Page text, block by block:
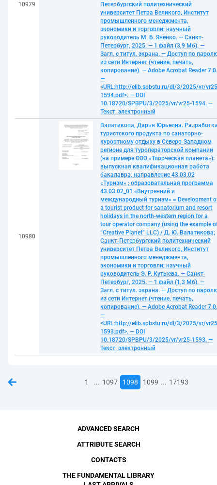
10979
Петербургский политехнический
университет Петра Великого, Институт
промышленного менеджмента,
экономики и торговли; научный
руководитель М. Б. Яненко. — Санкт-
Петербург, 2025. — 1 файл (3,9 Мб). —
Загл. с титул. экрана. — Доступ по
из сети Интернет (чтение, печать,
копирование). — Adobe Acrobat Reader 7.0.
—
<URL:http://elib.spbstu.ru/dl/3/2025/vr/
1594.pdf>. — DOI
10.18720/SPBPU/3/2025/vr/vr25-1594. —
Текст: электронный
10980
Валатикова, Дарья Юрьевна.
туристского продукта по санаторно-
курортному отдыху в Северо-Западном
регионе для туроператорской компании
(на примере ООО «Творческая планета»):
выпускная квалификационная работа
бакалавра: направление 43.03.02
«Туризм» ; образовательная программа
43.03.02_01 «Внутренний и
международный туризм» = Development
a tourist product for sanatorium and resort
holidays in the north-western region for a
tour operator company (using the example
“Creative Planet” LLC) / Д. Ю. Валатикова;
Санкт-Петербургский политехнический
университет Петра Великого, Институт
промышленного менеджмента,
экономики и торговли; научный
руководитель Э. Р. Кутыева. — Санкт-
Петербург, 2025. — 1 файл (1,3 Мб). —
Загл. с титул. экрана. — Доступ по
из сети Интернет (чтение, печать,
копирование). — Adobe Acrobat Reader 7.0.
—
<URL:http://elib.spbstu.ru/dl/3/2025/vr/
1593.pdf>. — DOI
10.18720/SPBPU/3/2025/vr/vr25-1593. —
Текст: электронный
1 ... 1097 1098 1099 ... 17193
ADVANCED SEARCH
ATTRIBUTE SEARCH
CONTACTS
THE FUNDAMENTAL LIBRARY